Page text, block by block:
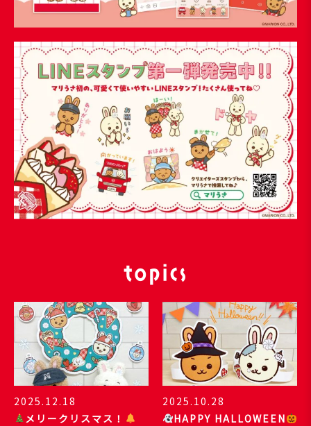
topics
2025.12.18
メリークリスマス！
2025.10.28
HAPPY HALLOWEEN